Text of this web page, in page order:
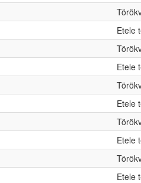
Etele
Etele
Etele
Etele
Etele